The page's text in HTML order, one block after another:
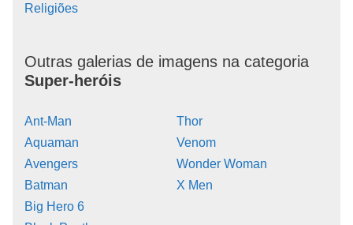
Religiões
Outras galerias de imagens na categoria
Super-heróis
Ant-Man
Aquaman
Avengers
Batman
Big Hero 6
Thor
Venom
Wonder Woman
X Men